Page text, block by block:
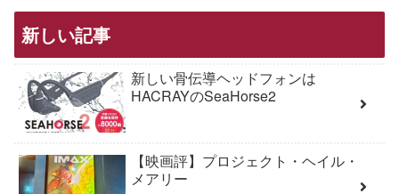
新しい記事
新しい骨伝導ヘッドフォンは
HACRAYのSeaHorse2
【映画評】プロジェクト・ヘイル・
メアリー